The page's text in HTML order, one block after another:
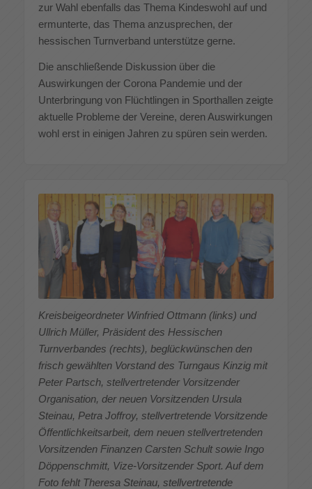
zur Wahl ebenfalls das Thema Kindeswohl auf und
ermunterte, das Thema anzusprechen, der
hessischen Turnverband unterstütze gerne.
Die anschließende Diskussion über die
Auswirkungen der Corona Pandemie und der
Unterbringung von Flüchtlingen in Sporthallen zeigte
aktuelle Probleme der Vereine, deren Auswirkungen
wohl erst in einigen Jahren zu spüren sein werden.
Kreisbeigeordneter Winfried Ottmann (links) und
Ullrich Müller, Präsident des Hessischen
Turnverbandes (rechts), beglückwünschen den
frisch gewählten Vorstand des Turngaus Kinzig mit
Peter Partsch, stellvertretender Vorsitzender
Organisation, der neuen Vorsitzenden Ursula
Steinau, Petra Joffroy, stellvertretende Vorsitzende
Öffentlichkeitsarbeit, dem neuen stellvertretenden
Vorsitzenden Finanzen Carsten Schult sowie Ingo
Döppenschmitt, Vize-Vorsitzender Sport. Auf dem
Foto fehlt Theresa Steinau, stellvertretende